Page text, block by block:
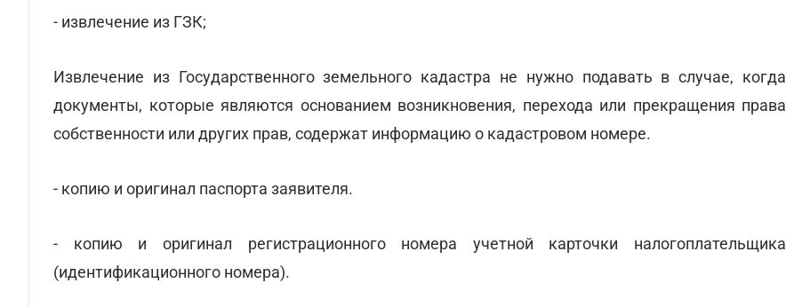
- извлечение из ГЗК;
Извлечение из Государственного земельного кадастра не нужно подавать в случае, когда
документы, которые являются основанием возникновения, перехода или прекращения права
собственности или других прав, содержат информацию о кадастровом номере.
- копию и оригинал паспорта заявителя.
- копию и оригинал регистрационного номера учетной карточки налогоплательщика
(идентификационного номера).